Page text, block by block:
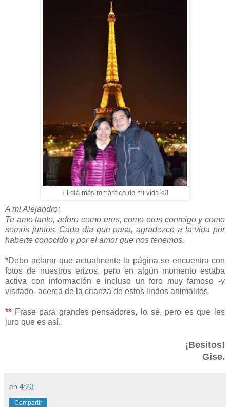
El día más romántico de mi vida <3
A mi Alejandro:
Te amo tanto, adoro como eres, como eres conmigo y como
somos juntos. Cada día que pasa, agradezco a la vida por
haberte conocido y por el amor que nos tenemos.
*Debo aclarar que actualmente la página se encuentra con
fotos de nuestros erizos, pero en algún momento estaba
activa con información e incluso un foro muy famoso -y
visitado- acerca de la crianza de estos lindos animalitos.
** Frase para grandes pensadores, lo sé, pero es que les
juro que es así.
¡Besitos!
Gise.
en 4:23
Compartir